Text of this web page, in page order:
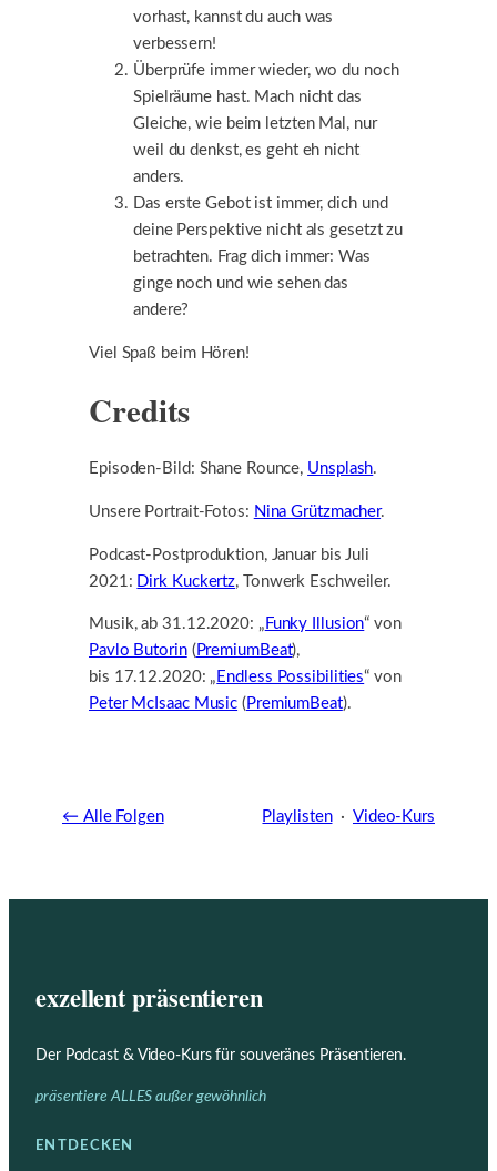
vorhast, kannst du auch was
verbessern!
Überprüfe immer wieder, wo du noch
Spielräume hast. Mach nicht das
Gleiche, wie beim letzten Mal, nur
weil du denkst, es geht eh nicht
anders.
Das erste Gebot ist immer, dich und
deine Perspektive nicht als gesetzt zu
betrachten. Frag dich immer: Was
ginge noch und wie sehen das
andere?
Viel Spaß beim Hören!
Credits
Episoden-Bild: Shane Rounce, Unsplash.
Unsere Portrait-Fotos: Nina Grützmacher.
Podcast-Postproduktion, Januar bis Juli
2021: Dirk Kuckertz, Tonwerk Eschweiler.
Musik, ab 31.12.2020: „ Funky Illusion“ von
Pavlo Butorin( PremiumBeat),
bis 17.12.2020: „ Endless Possibilities“ von
Peter McIsaac Music ( PremiumBeat).
← Alle Folgen Playlisten· Video-Kurs
exzellent präsentieren
Der Podcast & Video-Kurs für souveränes Präsentieren.
präsentiere ALLES außer gewöhnlich
ENTDECKEN